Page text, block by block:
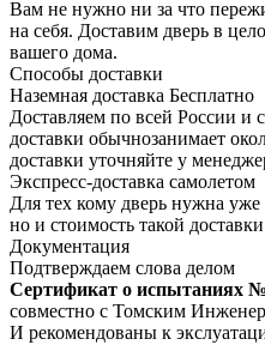
Вам не нужно ни за что
на себя. Доставим дверь в
вашего дома.
Способы доставки
Наземная доставка Бесплатно
Доставляем по всей России и
доставки обычнозанимает
доставки уточняйте у
Экспресс-доставка самолетом
Для тех кому дверь нужна уже
но и стоимость такой
Документация
Подтверждаем слова делом
Сертификат о испытаниях
совместно с Томским
И рекомендованы к